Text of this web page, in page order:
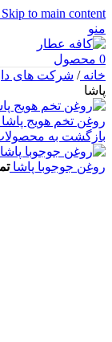
Skip to main content
منو
0 محصول
خانه/ شرکت های
پاشا
روغن تخم هویج
بازگشت به
روغن جوجوبا پاشا